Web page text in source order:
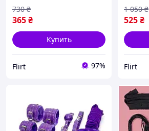
365₴
730 ₴
Купить
Flirt 97%
525₴
1 050 ₴
Flirt